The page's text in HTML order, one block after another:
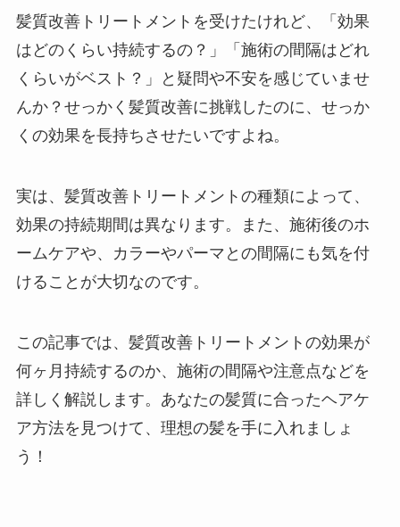
髪質改善トリートメントを受けたけれど、「効果
はどのくらい持続するの？」「施術の間隔はどれ
くらいがベスト？」と疑問や不安を感じていませ
んか？せっかく髪質改善に挑戦したのに、せっか
くの効果を長持ちさせたいですよね。
実は、髪質改善トリートメントの種類によって、
効果の持続期間は異なります。また、施術後のホ
ームケアや、カラーやパーマとの間隔にも気を付
けることが大切なのです。
この記事では、髪質改善トリートメントの効果が
何ヶ月持続するのか、施術の間隔や注意点などを
詳しく解説します。あなたの髪質に合ったヘアケ
ア方法を見つけて、理想の髪を手に入れましょ
う！